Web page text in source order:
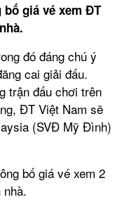
giá vé xem ĐT
đó đáng chú ý
cai giải đấu.
trận đấu chơi trên
ĐT Việt Nam sẽ
(SVĐ Mỹ Đình)
bố giá vé xem 2